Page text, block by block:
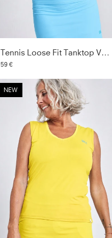
Tennis Loose Fit Tanktop V-Neck, hellblau
59 €
NEW